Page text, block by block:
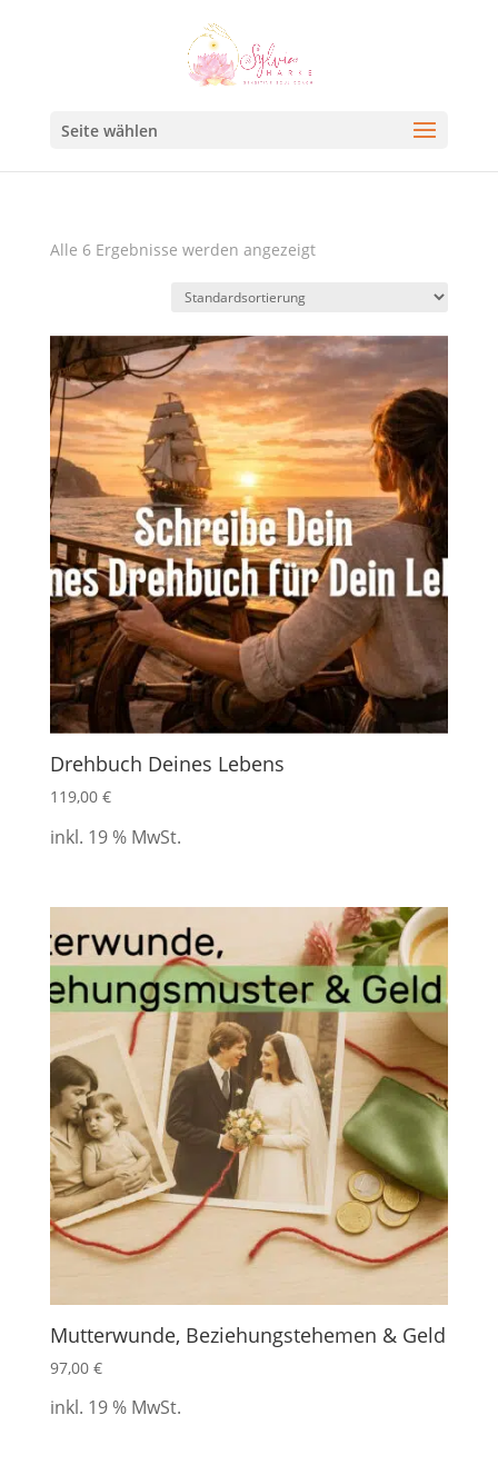
Seite wählen
Alle 6 Ergebnisse werden angezeigt
Drehbuch Deines Lebens
119,00 €
inkl. 19 % MwSt.
Mutterwunde, Beziehungstehemen & Geld
97,00 €
inkl. 19 % MwSt.